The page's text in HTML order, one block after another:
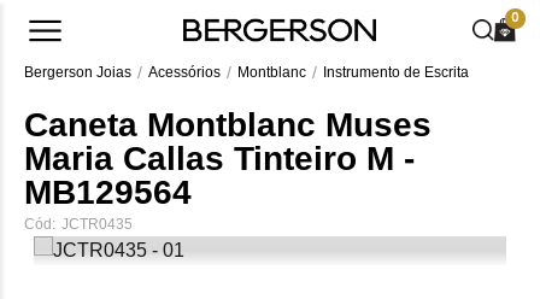
0
Bergerson Joias Acessórios Montblanc Instrumento de Escrita
Caneta Montblanc Muses
Maria Callas Tinteiro M -
MB129564
Cód: JCTR0435